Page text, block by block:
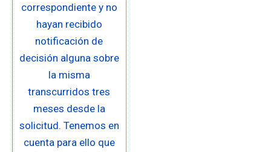
correspondiente y no
hayan recibido
notificación de
decisión alguna sobre
la misma
transcurridos tres
meses desde la
solicitud. Tenemos en
cuenta para ello que